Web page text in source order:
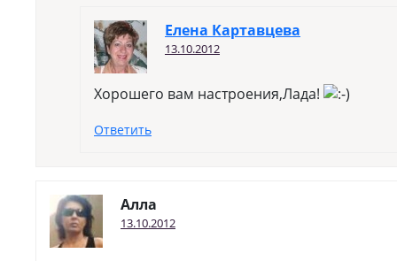
Елена Картавцева
13.10.2012
Хорошего вам настроения,Лада!
Ответить
Алла
13.10.2012